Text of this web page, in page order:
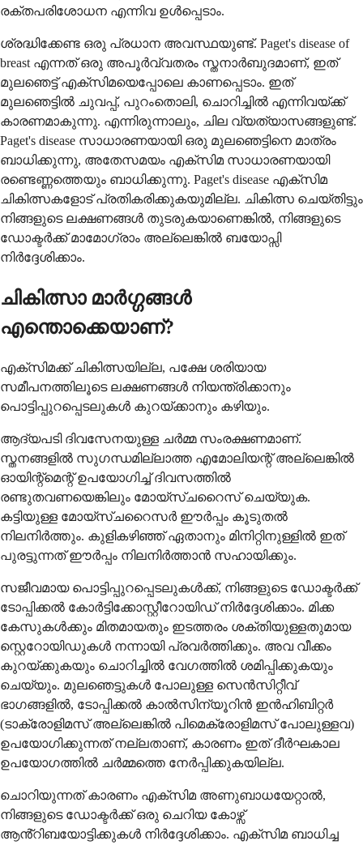
രക്തപരിശോധന എന്നിവ ഉൾപ്പെടാം.
ശ്രദ്ധിക്കേണ്ട ഒരു പ്രധാന അവസ്ഥയുണ്ട്. Paget's disease of
breast എന്നത് ഒരു അപൂർവ്വതരം സ്തനാർബുദമാണ്, ഇത്
മുലഞെട്ട് എക്സിമയെപ്പോലെ കാണപ്പെടാം. ഇത്
മുലഞെട്ടിൽ ചുവപ്പ്, പുറംതൊലി, ചൊറിച്ചിൽ എന്നിവയ്ക്ക്
കാരണമാകുന്നു. എന്നിരുന്നാലും, ചില വ്യത്യാസങ്ങളുണ്ട്.
Paget's disease സാധാരണയായി ഒരു മുലഞെട്ടിനെ മാത്രം
ബാധിക്കുന്നു, അതേസമയം എക്സിമ സാധാരണയായി
രണ്ടെണ്ണത്തെയും ബാധിക്കുന്നു. Paget's disease എക്സിമ
ചികിത്സകളോട് പ്രതികരിക്കുകയുമില്ല. ചികിത്സ ചെയ്തിട്ടും
നിങ്ങളുടെ ലക്ഷണങ്ങൾ തുടരുകയാണെങ്കിൽ, നിങ്ങളുടെ
ഡോക്ടർക്ക് മാമോഗ്രാം അല്ലെങ്കിൽ ബയോപ്സി
നിർദ്ദേശിക്കാം.
ചികിത്സാ മാർഗ്ഗങ്ങൾ
എന്തൊക്കെയാണ്?
എക്സിമക്ക് ചികിത്സയില്ല, പക്ഷേ ശരിയായ
സമീപനത്തിലൂടെ ലക്ഷണങ്ങൾ നിയന്ത്രിക്കാനും
പൊട്ടിപ്പുറപ്പെടലുകൾ കുറയ്ക്കാനും കഴിയും.
ആദ്യപടി ദിവസേനയുള്ള ചർമ്മ സംരക്ഷണമാണ്.
സ്തനങ്ങളിൽ സുഗന്ധമില്ലാത്ത എമോലിയന്റ് അല്ലെങ്കിൽ
ഓയിന്റ്മെന്റ് ഉപയോഗിച്ച് ദിവസത്തിൽ
രണ്ടുതവണയെങ്കിലും മോയ്സ്ചറൈസ് ചെയ്യുക.
കട്ടിയുള്ള മോയ്സ്ചറൈസർ ഈർപ്പം കൂടുതൽ
നിലനിർത്തും. കുളികഴിഞ്ഞ് ഏതാനും മിനിറ്റിനുള്ളിൽ ഇത്
പുരട്ടുന്നത് ഈർപ്പം നിലനിർത്താൻ സഹായിക്കും.
സജീവമായ പൊട്ടിപ്പുറപ്പെടലുകൾക്ക്, നിങ്ങളുടെ ഡോക്ടർക്ക്
ടോപ്പിക്കൽ കോർട്ടിക്കോസ്റ്റീറോയിഡ് നിർദ്ദേശിക്കാം. മിക്ക
കേസുകൾക്കും മിതമായതും ഇടത്തരം ശക്തിയുള്ളതുമായ
സ്റ്റെറോയിഡുകൾ നന്നായി പ്രവർത്തിക്കും. അവ വീക്കം
കുറയ്ക്കുകയും ചൊറിച്ചിൽ വേഗത്തിൽ ശമിപ്പിക്കുകയും
ചെയ്യും. മുലഞെട്ടുകൾ പോലുള്ള സെൻസിറ്റീവ്
ഭാഗങ്ങളിൽ, ടോപ്പിക്കൽ കാൽസിന്യൂറിൻ ഇൻഹിബിറ്റർ
(ടാക്രോളിമസ് അല്ലെങ്കിൽ പിമെക്രോളിമസ് പോലുള്ളവ)
ഉപയോഗിക്കുന്നത് നല്ലതാണ്, കാരണം ഇത് ദീർഘകാല
ഉപയോഗത്തിൽ ചർമ്മത്തെ നേർപ്പിക്കുകയില്ല.
ചൊറിയുന്നത് കാരണം എക്സിമ അണുബാധയേറ്റാൽ,
നിങ്ങളുടെ ഡോക്ടർക്ക് ഒരു ചെറിയ കോഴ്സ്
ആൻ്റിബയോട്ടിക്കുകൾ നിർദ്ദേശിക്കാം. എക്സിമ ബാധിച്ച